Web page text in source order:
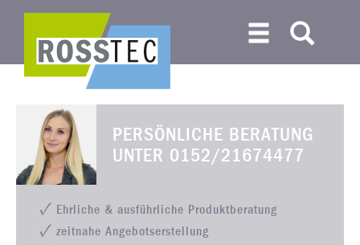
PERSÖNLICHE BERATUNG
UNTER 0152/21674477
Ehrliche & ausführliche Produktberatung
zeitnahe Angebotserstellung